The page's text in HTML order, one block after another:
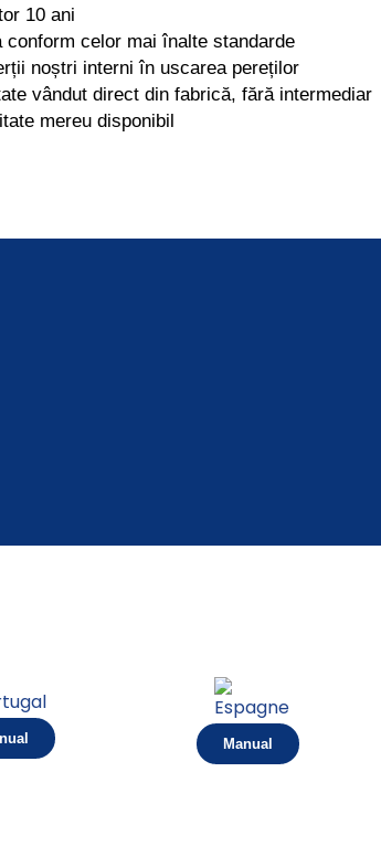
10 ani
conform celor mai înalte standarde
noștri interni în uscarea pereților
vândut direct din fabrică, fără intermediar
mereu disponibil
Manual